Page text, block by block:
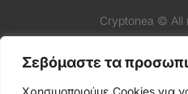
Σεβόμαστε τα
Χρησιμοποιούμε Cookies για
Cryptonea © All